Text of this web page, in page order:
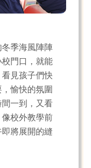
季海風陣陣
門口，就能
見孩子們快
愉快的氛圍
一到，又看
校外教學前
將展開的縫